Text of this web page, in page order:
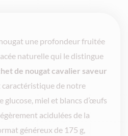
une profondeur fruitée
naturelle qui le distingue
de nougat cavalier saveur
caractéristique de notre
glucose, miel et blancs d’œufs
acidulées de la
généreux de 175 g,